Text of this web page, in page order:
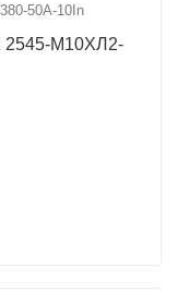
50А-10In
2545-М10ХЛ2-